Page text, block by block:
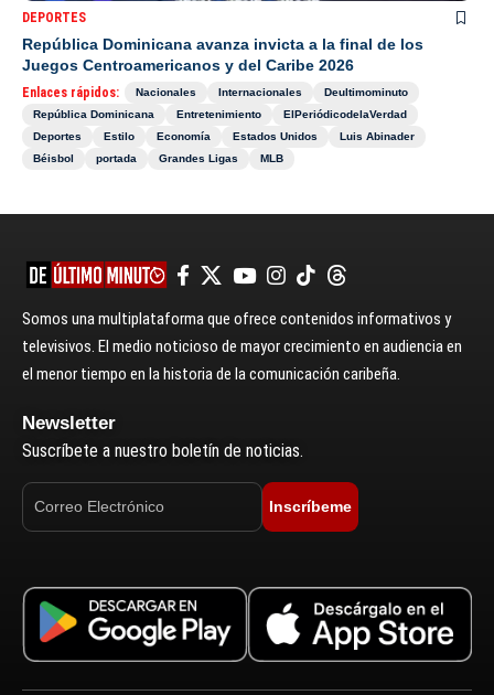
DEPORTES
República Dominicana avanza invicta a la final de los
Juegos Centroamericanos y del Caribe 2026
Enlaces rápidos: Nacionales Internacionales
Deultimominuto
República Dominicana
Entretenimiento
ElPeriódicodelaVerdad
Deportes
Estilo Economía Estados Unidos
Luis Abinader
Béisbol
portada Grandes Ligas MLB
Somos una multiplataforma que ofrece contenidos informativos y
televisivos. El medio noticioso de mayor crecimiento en audiencia en
el menor tiempo en la historia de la comunicación caribeña.
Newsletter
Suscríbete a nuestro boletín de noticias.
Inscríbeme